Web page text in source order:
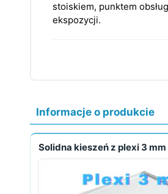
stoiskiem, punktem
ekspozycji.
Informacje o produkcie
Solidna kieszeń z plexi 3 mm